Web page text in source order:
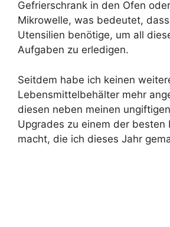
Gefrierschrank in den Ofen
Mikrowelle, was bedeutet,
Utensilien benötige, um all
Aufgaben zu erledigen.
Seitdem habe ich keinen
Lebensmittelbehälter mehr
diesen neben meinen
Upgrades zu einem der besten
macht, die ich dieses Jahr